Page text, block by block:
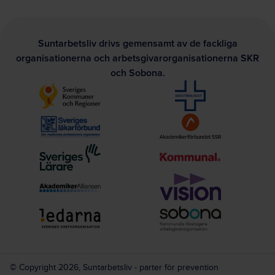
Suntarbetsliv drivs gemensamt av de fackliga
organisationerna och arbetsgivarorganisationerna SKR
och Sobona.
© Copyright 2026, Suntarbetsliv - parter för prevention